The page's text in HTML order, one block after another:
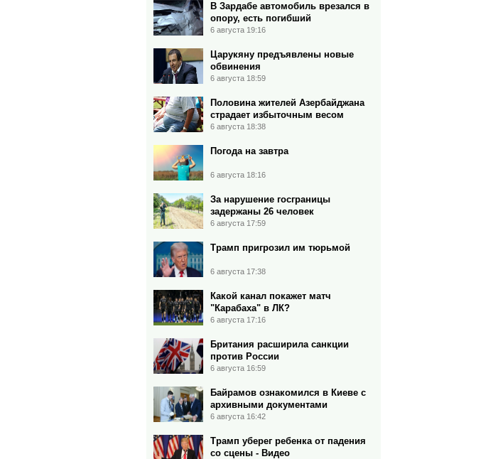
В Зардабе автомобиль врезался в
опору, есть погибший
6 августа 19:16
Царукяну предъявлены новые
обвинения
6 августа 18:59
Половина жителей Азербайджана
страдает избыточным весом
6 августа 18:38
Погода на завтра
6 августа 18:16
За нарушение госграницы
задержаны 26 человек
6 августа 17:59
Трамп пригрозил им тюрьмой
6 августа 17:38
Какой канал покажет матч
"Карабаха" в ЛК?
6 августа 17:16
Британия расширила санкции
против России
6 августа 16:59
Байрамов ознакомился в Киеве с
архивными документами
6 августа 16:42
Трамп уберег ребенка от падения
со сцены - Видео